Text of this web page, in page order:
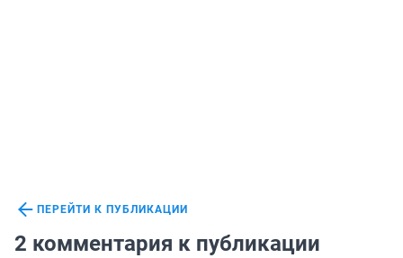
ПЕРЕЙТИ К ПУБЛИКАЦИИ
2 комментария к публикации